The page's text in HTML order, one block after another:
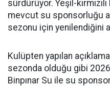
sürdürüyor. Yeşil-
mevcut su sponsorluğu
sezonu için yenilendiğini
Kulüpten yapılan
sezonda olduğu gibi
Binpınar Su ile su